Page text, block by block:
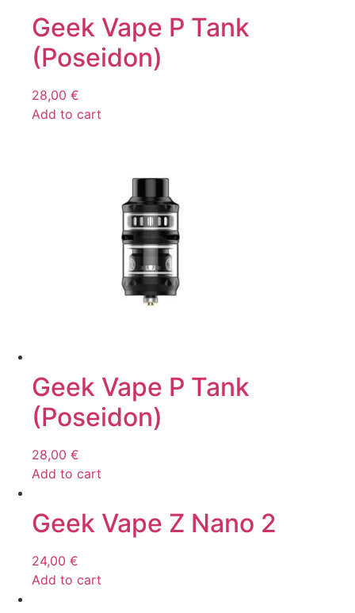
Geek Vape P Tank
(Poseidon)
28,00 €
Add to cart
Geek Vape P Tank
(Poseidon)
28,00 €
Add to cart
Geek Vape Z Nano 2
24,00 €
Add to cart